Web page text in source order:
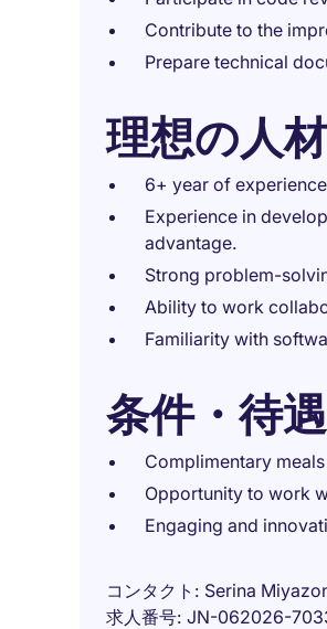
Contribute to the
Prepare technical
理想の人材
6+ year of
Experience in
advantage.
Strong problem-
Ability to work
Familiarity with
条件・待遇
Complimentary
Opportunity to work
Engaging and
コンタクト
Serina
求人番号 JN-062026-